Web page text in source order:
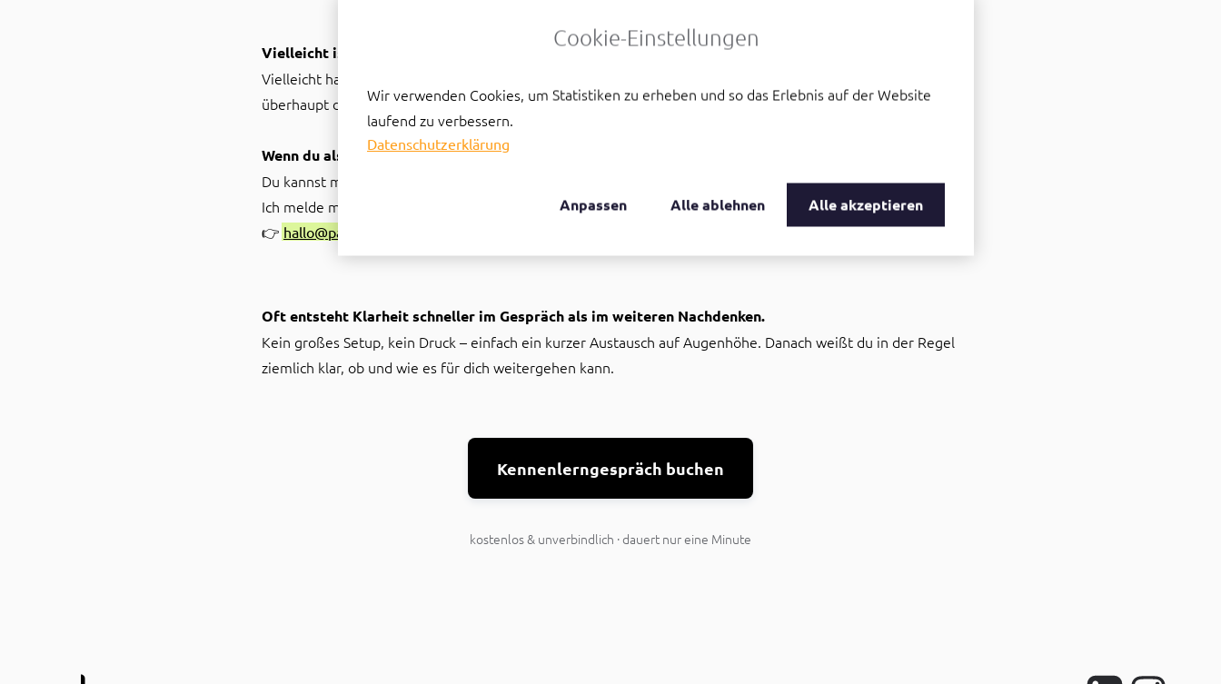
Vielleicht ist gerade für dich (noch) nicht der Moment für ein Kennenlernen.
Vielleicht hast du noch eine Frage. Vielleicht willst du erst mal ein Gefühl dafür bekommen, ob das hier
überhaupt das Richtige für dich ist. Das ist völlig in Ordnung.
Wenn du also lieber schreiben möchtest:
Du kannst mir einfach direkt eine Mail schicken und dein Anliegen kurz schildern.
Ich melde mich persönlich bei dir zurück.
👉 hallo@patrickherber.de
Oft entsteht Klarheit schneller im Gespräch als im weiteren Nachdenken.
Kein großes Setup, kein Druck – einfach ein kurzer Austausch auf Augenhöhe. Danach weißt du in der Regel
ziemlich klar, ob und wie es für dich weitergehen kann.
Kennenlerngespräch buchen
kostenlos & unverbindlich · dauert nur eine Minute
Cookie-Einstellungen
Wir verwenden Cookies, um Statistiken zu erheben und so das Erlebnis auf der Website
laufend zu verbessern.
Datenschutzerklärung
Anpassen Alle ablehnen Alle akzeptieren